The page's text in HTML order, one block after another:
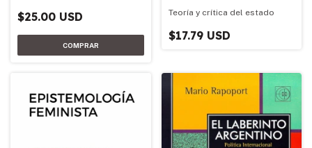
$25.00 USD Teoría y crítica del estado
$17.79 USD